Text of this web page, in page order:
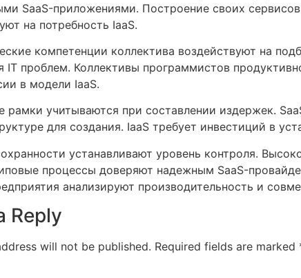
SaaS-приложениями. Построение своих
на потребность IaaS.
компетенции коллектива воздействуют на
IT проблем. Коллективы программистов
в модели IaaS.
рамки учитываются при составлении издержек.
для создания. IaaS требует инвестиций в
устанавливают уровень контроля.
процессы доверяют надежным SaaS-
анализируют производительность и
Reply
will not be published. Required fields are marked